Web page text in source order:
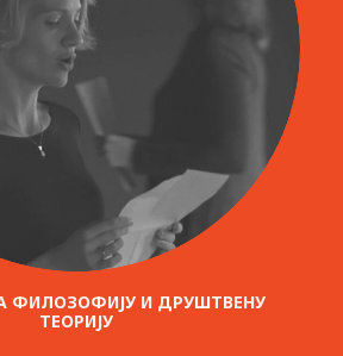
ФИЛОЗОФИЈУ И ДРУШТВЕНУ
ТЕОРИЈУ